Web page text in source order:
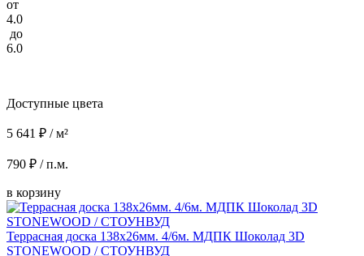
от
4.0
до
6.0
Доступные цвета
5 641 ₽ / м²
790 ₽ / п.м.
в корзину
Террасная доска 138x26мм. 4/6м. МДПК Шоколад 3D
STONEWOOD / СТОУНВУД